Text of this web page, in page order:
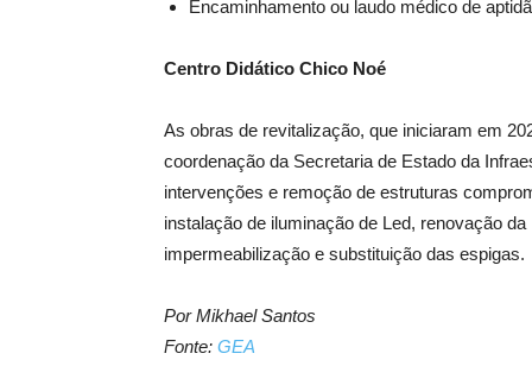
Encaminhamento ou laudo médico de
Centro Didático Chico Noé
As obras de revitalização, que iniciaram em
coordenação da Secretaria de Estado da
intervenções e remoção de estruturas
instalação de iluminação de Led, renovação
impermeabilização e substituição das espigas.
Por Mikhael Santos
Fonte: GEA